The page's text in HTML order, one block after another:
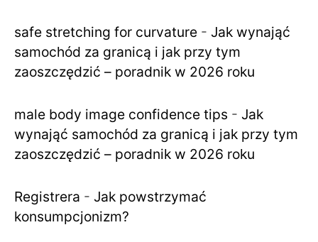
safe stretching for curvature - Jak wynająć
samochód za granicą i jak przy tym
zaoszczędzić – poradnik w 2026 roku
male body image confidence tips - Jak
wynająć samochód za granicą i jak przy tym
zaoszczędzić – poradnik w 2026 roku
Registrera - Jak powstrzymać
konsumpcjonizm?